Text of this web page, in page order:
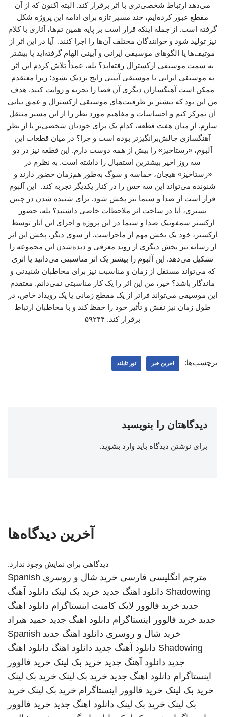
می‌دهد ارتباط شخصی‌تری با اثر برقرار کند. البته اکنون که از آن
مقطع عبور کرده‌ایم، چند مسیر تازه برای ادامه این پروژه شکل
گرفته است. از جمله اینکه قرار است بر پایه همین تم‌ها، آثاری با کلام
نیز تولید شود و خوانندگان مختلف آن‌ها را اجرا کنند. آیا در این اثر از
موتیف‌ها یا الگوهای موسیقی ایرانی و آیینی الهام گرفته‌اید یا بیشتر
به سمت موسیقی ارکسترال رفته‌اید؟ بله، عمداً تلاش کردم این اثر
به موسیقی ایرانی یا موسیقی آیینی رایج نزدیک نشود؛ زیرا معتقدم
ممکن است آهنگسازان دیگری آن فضا را تجربه و روایت کنند. هدف
من این بود که بیشتر بر ظرفیت‌های موسیقی ارکسترال و عمق بیانی
آن تمرکز کنم و احساسات و مفاهیم مورد نظر را از این مسیر منتقل
سازم. از میان هفت قطعه، کدام یک برای خودتان شخصی‌تر یا از نظر
آهنگسازی چالش‌برانگیزتر بوده است و چرا؟ در میان قطعات این
آلبوم، «رستاخیز» را بیش از همه دوست دارم. این قطعه نیز در دو
سه روز اخیر بیشترین استقبال را داشته است. به نظرم در
«رستاخیز» هیجان، حماسه و سوگ به‌طور هم‌زمان حضور دارند و
شنونده می‌تواند این سه حس را در کنار یکدیگر تجربه کند. این آلبوم
قرار است از صدا و سیما نیز پخش شود. برای شنیده شدن در چنین
بستری، آیا در ساخت اثر ملاحظات خاصی داشتید؟ بله، حضور
ارکستر سمفونیک صدا و سیما در این پروژه و اجرای این آثار توسط
ارکستر، خود یک بخش مهم از ماجراست. از سوی دیگر، پخش این اثر
از رسانه نیز بخش دیگری از روند معرفی و دیده‌شدن این مجموعه را
تشکیل می‌دهد. این آلبوم را بیشتر یک اثر مناسبتی می‌دانید یا اثری
که می‌تواند مستقل از زمان و مناسبت نیز برای مخاطبان شنیدنی و
ماندگار باشد؟ خیر، من این اثر را یک کار مناسبتی نمی‌دانم. معتقدم
این موسیقی می‌تواند فراتر از یک مقطع زمانی یا یک رویداد خاص، در
طول زمان نیز نقش و تأثیر خود را حفظ کند و با مخاطبان ارتباط
برقرار کند. ۵۹۲۴۴
برچسب‌ها: اخرین خبر تور تایلند
دیدگاهتان را بنویسید
برای نوشتن دیدگاه باید وارد بشوید.
آخرین دیدگاه‌ها
دیدگاهی برای نمایش وجود ندارد.
مترجم انگلیسی فارسی خرید شال و روسری Spanish
Shadowing دانلود اهنگ جدید خرید بک لینک دانلود آهنگ
جدید خرید فالوور لایک کامنت اینستاگرام دانلود اهنگ
جدید خرید فالوور اینستاگرام دانلود اهنگ جدید حمید هیراد
خرید شال و روسری دانلود اهنگ جدید Spanish
Shadowing دانلود آهنگ جدید دانلود اهنگ دانلود اهنگ
جدید دانلود آهنگ جدید خرید بک لینک خرید فالوور
اینستاگرام دانلود اهنگ جدید خرید بک لینک خرید بک لینک
خرید بک لینک خرید فالوور اینستاگرام خرید بک لینک خرید
بک لینک خرید بک لینک دانلود اهنگ جدید خرید فالوور